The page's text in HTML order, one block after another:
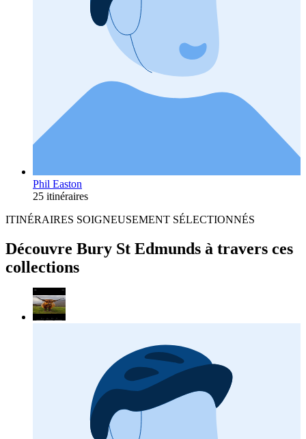
Phil Easton
25 itinéraires
ITINÉRAIRES SOIGNEUSEMENT SÉLECTIONNÉS
Découvre Bury St Edmunds à travers ces
collections